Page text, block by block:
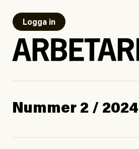
Logga in
Nummer 2 / 2024